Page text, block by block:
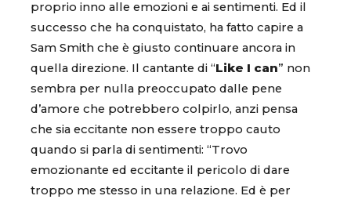
proprio inno alle emozioni e ai sentimenti. Ed il
successo che ha conquistato, ha fatto capire a
Sam Smith che è giusto continuare ancora in
quella direzione. Il cantante di “Like I can” non
sembra per nulla preoccupato dalle pene
d’amore che potrebbero colpirlo, anzi pensa
che sia eccitante non essere troppo cauto
quando si parla di sentimenti: “Trovo
emozionante ed eccitante il pericolo di dare
troppo me stesso in una relazione. Ed è per